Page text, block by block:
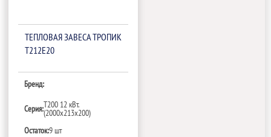
ТЕПЛОВАЯ ЗАВЕСА ТРОПИК
Т212Е20
Бренд:
Серия:Т200 12 кВт.
(2000х213х200)
Остаток:9 шт